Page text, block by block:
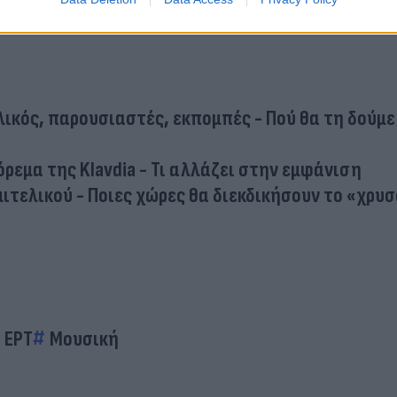
παρουσιαστές, εκπομπές - Πού θα τη
της Klavdia - Τι αλλάζει στην εμφάνιση
- Ποιες χώρες θα διεκδικήσουν το
ΕΡΤ Μουσική